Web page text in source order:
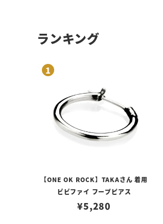
ランキング
【ONE OK ROCK】TAKAさん 着用
ビビファイ フープピアス
¥5,280